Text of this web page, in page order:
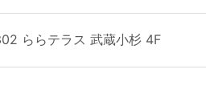
ららテラス 武蔵小杉 4F